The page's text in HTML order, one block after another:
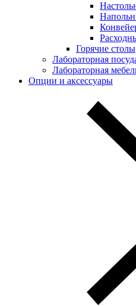
Горячие столы
Лабораторная
Лабораторная
Опции и аксессуары